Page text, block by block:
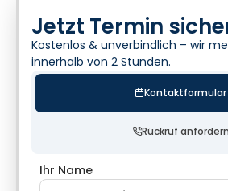
Jetzt Termin
Kostenlos & unverbindlich – wir
innerhalb von 2 Stunden.
Kontaktformular
Rückruf anfordern
Ihr Name